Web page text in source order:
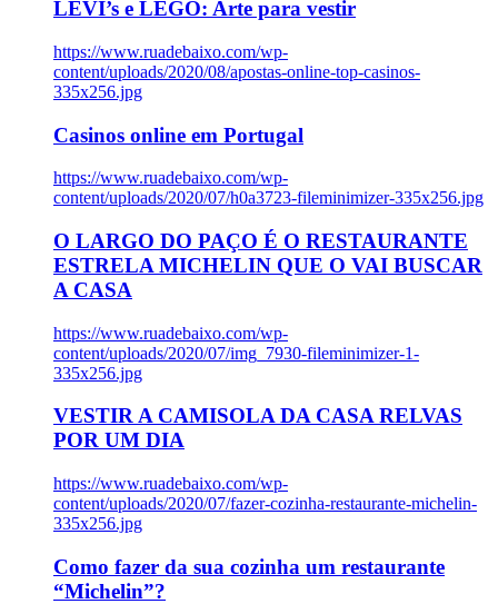
LEVI’s e LEGO: Arte para vestir
https://www.ruadebaixo.com/wp-
content/uploads/2020/08/apostas-online-top-casinos-
335x256.jpg
Casinos online em Portugal
https://www.ruadebaixo.com/wp-
content/uploads/2020/07/h0a3723-fileminimizer-335x256.jpg
O LARGO DO PAÇO É O RESTAURANTE
ESTRELA MICHELIN QUE O VAI BUSCAR
A CASA
https://www.ruadebaixo.com/wp-
content/uploads/2020/07/img_7930-fileminimizer-1-
335x256.jpg
VESTIR A CAMISOLA DA CASA RELVAS
POR UM DIA
https://www.ruadebaixo.com/wp-
content/uploads/2020/07/fazer-cozinha-restaurante-michelin-
335x256.jpg
Como fazer da sua cozinha um restaurante
“Michelin”?